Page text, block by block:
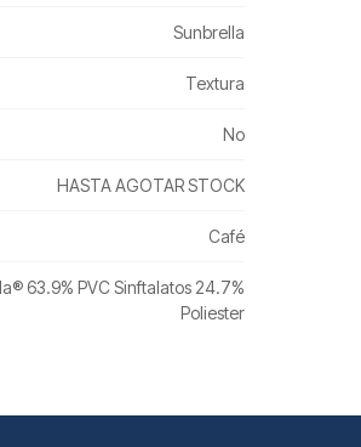
Sunbrella
Textura
No
HASTA AGOTAR STOCK
Café
63.9% PVC Sinftalatos 24.7%
Poliester